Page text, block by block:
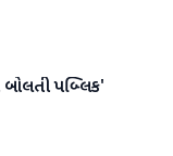
બોલતી પબ્લિક'